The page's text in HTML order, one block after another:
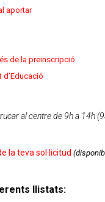
aportar
de la preinscripció
d’Educació
al centre de 9h a 14h
la teva sol·licitud
llistats: